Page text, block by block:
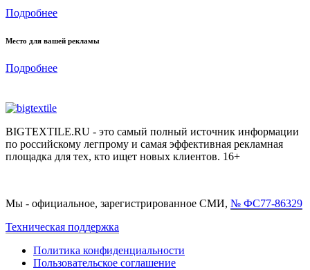
Подробнее
Место для вашей рекламы
Подробнее
BIGTEXTILE.RU - это самый полный источник информации
по российскому легпрому и самая эффективная рекламная
площадка для тех, кто ищет новых клиентов. 16+
Мы - официальное, зарегистрированное СМИ, № ФС77-86329
Техническая поддержка
Политика конфиденциальности
Пользовательское соглашение